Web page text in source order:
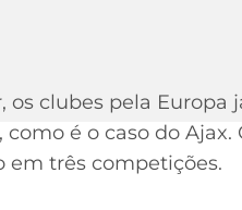
clubes pela Europa
é o caso do Ajax.
em três competições.